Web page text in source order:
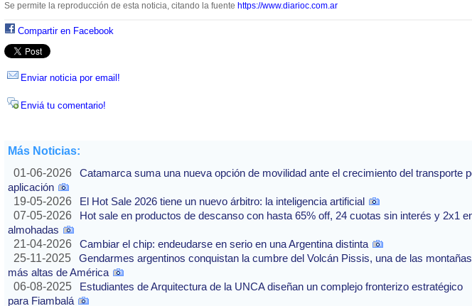
Se permite la reproducción de esta noticia, citando la fuente https://www.diarioc.com.ar
Compartir en Facebook
Enviar noticia por email!
Enviá tu comentario!
Más Noticias:
01-06-2026
Catamarca suma una nueva opción de movilidad ante el crecimiento del transporte
aplicación
19-05-2026
El Hot Sale 2026 tiene un nuevo árbitro: la inteligencia artificial
07-05-2026
Hot sale en productos de descanso con hasta 65% off, 24 cuotas sin interés y 2x1
almohadas
21-04-2026
Cambiar el chip: endeudarse en serio en una Argentina distinta
25-11-2025
Gendarmes argentinos conquistan la cumbre del Volcán Pissis, una de las montañas
más altas de América
06-08-2025
Estudiantes de Arquitectura de la UNCA diseñan un complejo fronterizo estratégico
para Fiambalá